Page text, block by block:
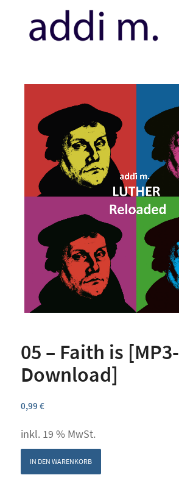
05 – Faith is [MP3-
Download]
0,99 €
inkl. 19 % MwSt.
IN DEN WARENKORB